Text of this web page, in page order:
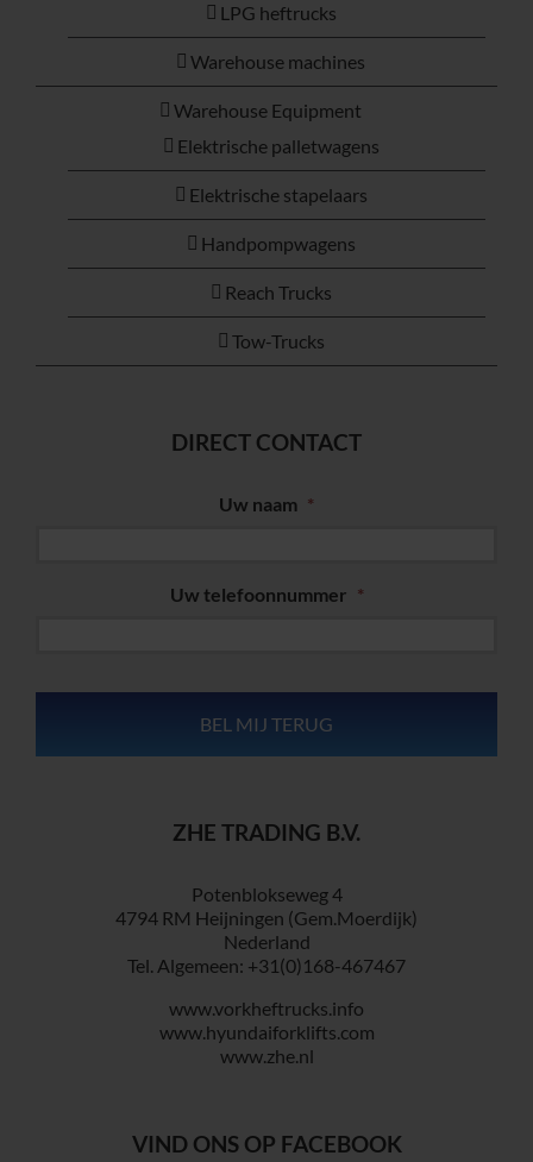
LPG heftrucks
Warehouse machines
Warehouse Equipment
Elektrische palletwagens
Elektrische stapelaars
Handpompwagens
Reach Trucks
Tow-Trucks
DIRECT CONTACT
Uw naam *
Uw telefoonnummer *
ZHE TRADING B.V.
Potenblokseweg 4
4794 RM Heijningen (Gem.Moerdijk)
Nederland
Tel. Algemeen: +31(0)168-467467
www.vorkheftrucks.info
www.hyundaiforklifts.com
www.zhe.nl
VIND ONS OP FACEBOOK